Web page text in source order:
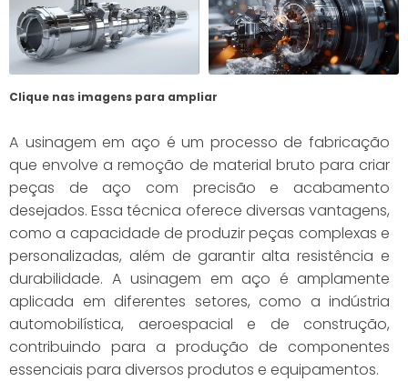
Clique nas imagens para ampliar
A usinagem em aço é um processo de fabricação
que envolve a remoção de material bruto para criar
peças de aço com precisão e acabamento
desejados. Essa técnica oferece diversas vantagens,
como a capacidade de produzir peças complexas e
personalizadas, além de garantir alta resistência e
durabilidade. A usinagem em aço é amplamente
aplicada em diferentes setores, como a indústria
automobilística, aeroespacial e de construção,
contribuindo para a produção de componentes
essenciais para diversos produtos e equipamentos.